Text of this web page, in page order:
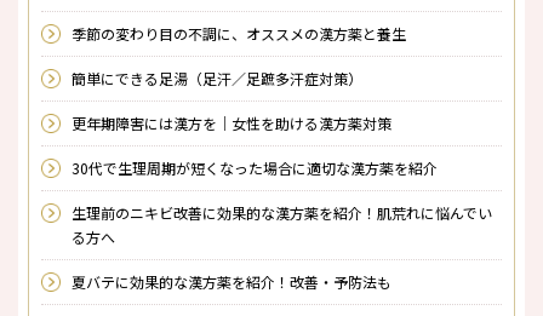
季節の変わり目の不調に、オススメの漢方薬と養生
簡単にできる足湯（足汗／足蹠多汗症対策）
更年期障害には漢方を｜女性を助ける漢方薬対策
30代で生理周期が短くなった場合に適切な漢方薬を紹介
生理前のニキビ改善に効果的な漢方薬を紹介！肌荒れに悩んでい
る方へ
夏バテに効果的な漢方薬を紹介！改善・予防法も